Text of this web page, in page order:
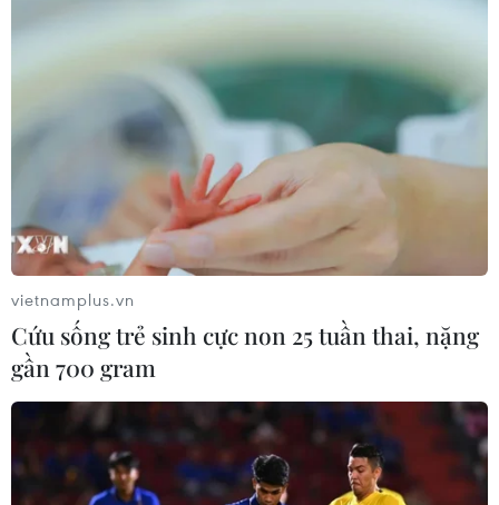
vietnamplus.vn
Cứu sống trẻ sinh cực non 25 tuần thai, nặng
gần 700 gram